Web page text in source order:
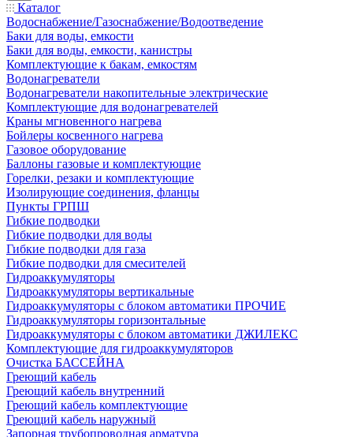
Каталог
Водоснабжение/Газоснабжение/Водоотведение
Баки для воды, емкости
Баки для воды, емкости, канистры
Комплектующие к бакам, емкостям
Водонагреватели
Водонагреватели накопительные электрические
Комплектующие для водонагревателей
Краны мгновенного нагрева
Бойлеры косвенного нагрева
Газовое оборудование
Баллоны газовые и комплектующие
Горелки, резаки и комплектующие
Изолирующие соединения, фланцы
Пункты ГРПШ
Гибкие подводки
Гибкие подводки для воды
Гибкие подводки для газа
Гибкие подводки для смесителей
Гидроаккумуляторы
Гидроаккумуляторы вертикальные
Гидроаккумуляторы с блоком автоматики ПРОЧИЕ
Гидроаккумуляторы горизонтальные
Гидроаккумуляторы с блоком автоматики ДЖИЛЕКС
Комплектующие для гидроаккумуляторов
Очистка БАССЕЙНА
Греющий кабель
Греющий кабель внутренний
Греющий кабель комплектующие
Греющий кабель наружный
Запорная трубопроводная арматура